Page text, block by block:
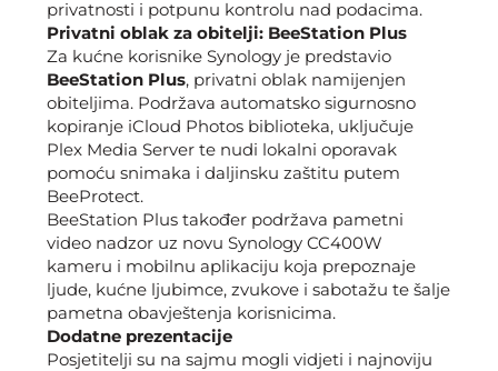
privatnosti i potpunu kontrolu nad podacima.
Privatni oblak za obitelji: BeeStation Plus
Za kućne korisnike Synology je predstavio
BeeStation Plus, privatni oblak namijenjen
obiteljima. Podržava automatsko sigurnosno
kopiranje iCloud Photos biblioteka, uključuje
Plex Media Server te nudi lokalni oporavak
pomoću snimaka i daljinsku zaštitu putem
BeeProtect.
BeeStation Plus također podržava pametni
video nadzor uz novu Synology CC400W
kameru i mobilnu aplikaciju koja prepoznaje
ljude, kućne ljubimce, zvukove i sabotažu te šalje
pametna obavještenja korisnicima.
Dodatne prezentacije
Posjetitelji su na sajmu mogli vidjeti i najnoviju